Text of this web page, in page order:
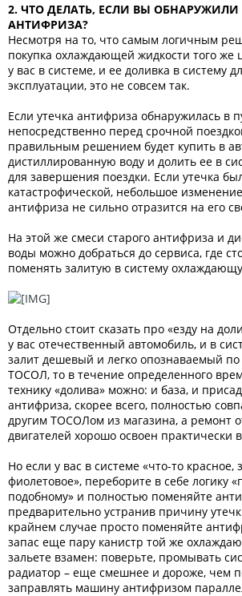
2. ЧТО ДЕЛАТЬ, ЕСЛИ ВЫ ОБНАРУЖИЛИ
АНТИФРИЗА?
Несмотря на то, что самым логичным
покупка охлаждающей жидкости того же
у вас в системе, и ее доливка в систему
эксплуатации, это не совсем так.
Если утечка антифриза обнаружилась в
непосредственно перед срочной
правильным решением будет купить в
дистиллированную воду и долить ее в
для завершения поездки. Если утечка
катастрофической, небольшое
антифриза не сильно отразится на его
На этой же смеси старого антифриза и
воды можно добраться до сервиса, где
поменять залитую в систему
Отдельно стоит сказать про «езду на
у вас отечественный автомобиль, и в
залит дешевый и легко опознаваемый
ТОСОЛ, то в течение определенного
технику «долива» можно: и база, и
антифриза, скорее всего, полностью
другим ТОСОЛом из магазина, а ремонт
двигателей хорошо освоен практически
Но если у вас в системе «что-то красное,
фиолетовое», переборите в себе логику
подобному» и полностью поменяйте
предварительно устранив причину
крайнем случае просто поменяйте
запас еще пару канистр той же
зальете взамен: поверьте, промывать
радиатор – еще смешнее и дороже, чем
заправлять машину антифризом